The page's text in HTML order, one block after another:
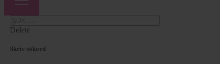
Delete
Skriv sökord